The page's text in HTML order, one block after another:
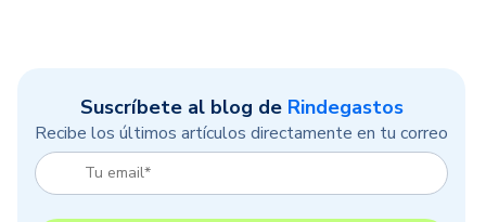
Suscríbete al blog de Rindegastos
Recibe los últimos artículos directamente en tu correo